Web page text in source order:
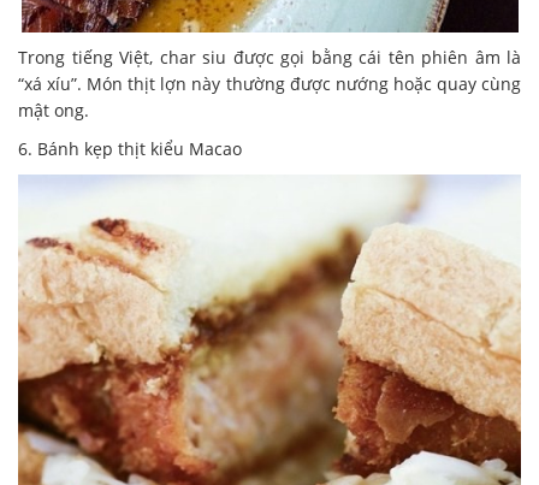
Trong tiếng Việt, char siu được gọi bằng cái tên phiên âm là
“xá xíu”. Món thịt lợn này thường được nướng hoặc quay cùng
mật ong.
6. Bánh kẹp thịt kiểu Macao